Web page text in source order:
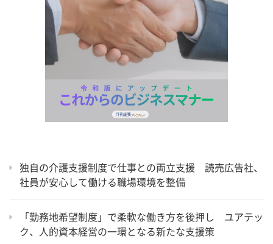
独自の介護支援制度で仕事との両立支援 読売広告社、
社員が安心して働ける職場環境を整備
「勤務地希望制度」で柔軟な働き方を後押し ユアテッ
ク、人的資本経営の一環となる新たな支援策